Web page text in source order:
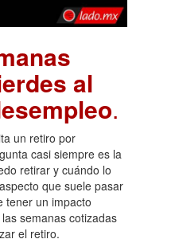
al
.
un retiro por
casi siempre es la
retirar y cuándo lo
que suele pasar
tener un impacto
semanas cotizadas
el retiro.